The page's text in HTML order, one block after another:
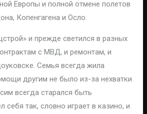
Европы и полной отмене полетов
Копенгагена и Осло.
и прежде светился в разных
с МВД, и ремонтам, и
Семья всегда жила
другим не было из-за нехватки
всегда старался быть
себя так, словно играет в казино, и